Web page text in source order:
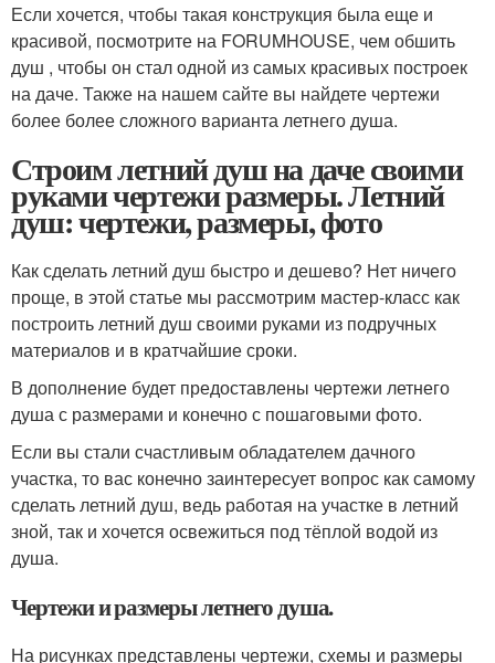
Если хочется, чтобы такая конструкция была еще и
красивой, посмотрите на FORUMHOUSE, чем обшить
душ , чтобы он стал одной из самых красивых построек
на даче. Также на нашем сайте вы найдете чертежи
более более сложного варианта летнего душа.
Строим летний душ на даче своими
руками чертежи размеры. Летний
душ: чертежи, размеры, фото
Как сделать летний душ быстро и дешево? Нет ничего
проще, в этой статье мы рассмотрим мастер-класс как
построить летний душ своими руками из подручных
материалов и в кратчайшие сроки.
В дополнение будет предоставлены чертежи летнего
душа с размерами и конечно с пошаговыми фото.
Если вы стали счастливым обладателем дачного
участка, то вас конечно заинтересует вопрос как самому
сделать летний душ, ведь работая на участке в летний
зной, так и хочется освежиться под тёплой водой из
душа.
Чертежи и размеры летнего душа.
На рисунках представлены чертежи, схемы и размеры